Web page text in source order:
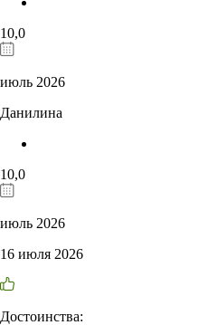
10,0
июль 2026
Данилина
10,0
июль 2026
16 июля 2026
Достоинства: